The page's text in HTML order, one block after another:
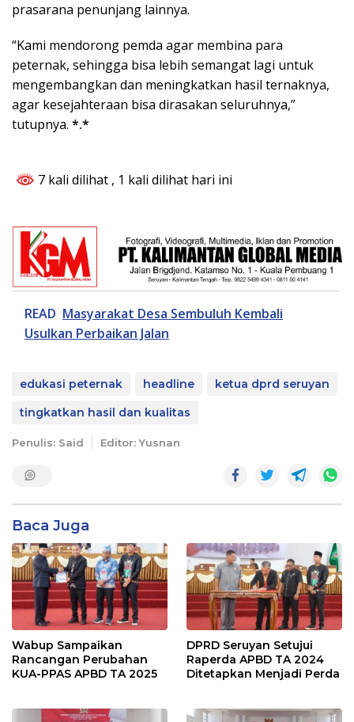
prasarana penunjang lainnya.
“Kami mendorong pemda agar membina para
peternak, sehingga bisa lebih semangat lagi untuk
mengembangkan dan meningkatkan hasil ternaknya,
agar kesejahteraan bisa dirasakan seluruhnya,”
tutupnya. *.*
7 kali dilihat , 1 kali dilihat hari ini
READ Masyarakat Desa Sembuluh Kembali
Usulkan Perbaikan Jalan
edukasi peternak headline
ketua dprd seruyan
tingkatkan hasil dan kualitas
Penulis: Said Editor: Yusnan
Baca Juga
Wabup Sampaikan
Rancangan Perubahan
KUA-PPAS APBD TA 2025
DPRD Seruyan Setujui
Raperda APBD TA 2024
Ditetapkan Menjadi Perda